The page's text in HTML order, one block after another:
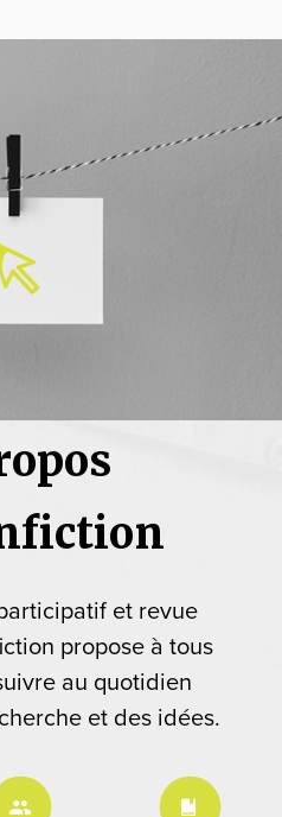
et revue
propose à tous
au quotidien
et des idées.